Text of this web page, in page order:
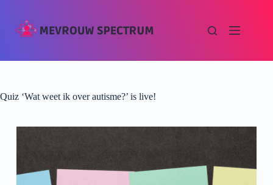
Quiz ‘Wat weet ik over autisme?’ is live!